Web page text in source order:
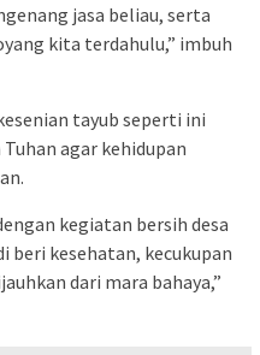
jasa beliau, serta
kita terdahulu,” imbuh
tayub seperti ini
agar kehidupan
kegiatan bersih desa
beri kesehatan, kecukupan
dari mara bahaya,”